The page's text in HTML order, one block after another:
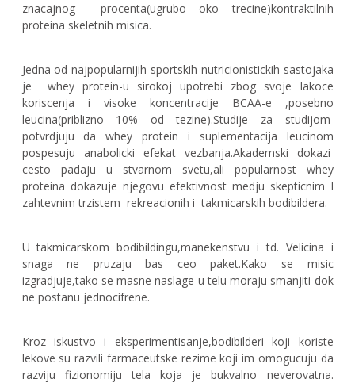
znacajnog procenta(ugrubo oko trecine)kontraktilnih
proteina skeletnih misica.
Jedna od najpopularnijih sportskih nutricionistickih sastojaka
je whey protein-u sirokoj upotrebi zbog svoje lakoce
koriscenja i visoke koncentracije BCAA-e ,posebno
leucina(priblizno 10% od tezine).Studije za studijom
potvrdjuju da whey protein i suplementacija leucinom
pospesuju anabolicki efekat vezbanja.Akademski dokazi
cesto padaju u stvarnom svetu,ali popularnost whey
proteina dokazuje njegovu efektivnost medju skepticnim I
zahtevnim trzistem rekreacionih i takmicarskih bodibildera.
U takmicarskom bodibildingu,manekenstvu i td. Velicina i
snaga ne pruzaju bas ceo paket.Kako se misic
izgradjuje,tako se masne naslage u telu moraju smanjiti dok
ne postanu jednocifrene.
Kroz iskustvo i eksperimentisanje,bodibilderi koji koriste
lekove su razvili farmaceutske rezime koji im omogucuju da
razviju fizionomiju tela koja je bukvalno neverovatna.